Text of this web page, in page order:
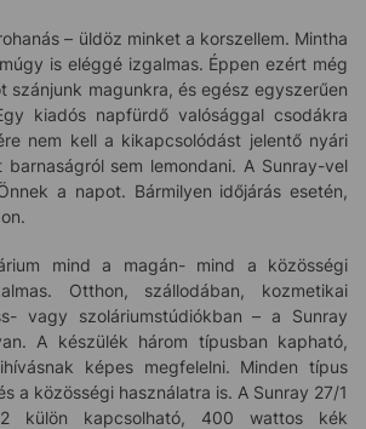
– üldöz minket a korszellem. Mintha
is eléggé izgalmas. Éppen ezért még
szánjunk magunkra, és egész egyszerűen
kiadós napfürdő valósággal csodákra
nem kell a kikapcsolódást jelentő nyári
sem lemondani. A Sunray-vel
a napot. Bármilyen időjárás esetén,
mind a magán- mind a közösségi
Otthon, szállodában, kozmetikai
vagy szoláriumstúdiókban – a Sunray
A készülék három típusban kapható,
képes megfelelni. Minden típus
a közösségi használatra is. A Sunray 27/1
külön kapcsolható, 400 wattos kék